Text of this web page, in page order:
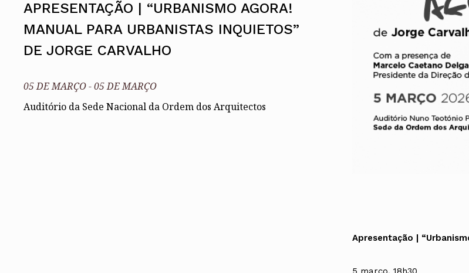
Conselho Diretivo Nacional
Conselho de Disciplina Nacional
Conselho Fiscal
Conselho de Supervisão
APRESENTAÇÃO | “URBANISMO AGORA!
MANUAL PARA URBANISTAS INQUIETOS”
DE JORGE CARVALHO
05 DE MARÇO-05 DE MARÇO
Auditório da Sede Nacional da Ordem dos Arquitectos
Apresentação |